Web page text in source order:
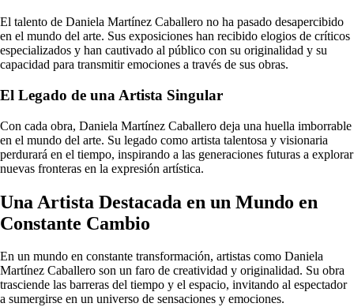
El talento de Daniela Martínez Caballero no ha pasado desapercibido
en el mundo del arte. Sus exposiciones han recibido elogios de críticos
especializados y han cautivado al público con su originalidad y su
capacidad para transmitir emociones a través de sus obras.
El Legado de una Artista Singular
Con cada obra, Daniela Martínez Caballero deja una huella imborrable
en el mundo del arte. Su legado como artista talentosa y visionaria
perdurará en el tiempo, inspirando a las generaciones futuras a explorar
nuevas fronteras en la expresión artística.
Una Artista Destacada en un Mundo en
Constante Cambio
En un mundo en constante transformación, artistas como Daniela
Martínez Caballero son un faro de creatividad y originalidad. Su obra
trasciende las barreras del tiempo y el espacio, invitando al espectador
a sumergirse en un universo de sensaciones y emociones.